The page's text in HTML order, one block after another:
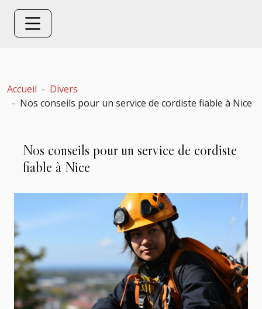
Accueil
Divers
Nos conseils pour un service de cordiste fiable à Nice
Nos conseils pour un service de cordiste
fiable à Nice